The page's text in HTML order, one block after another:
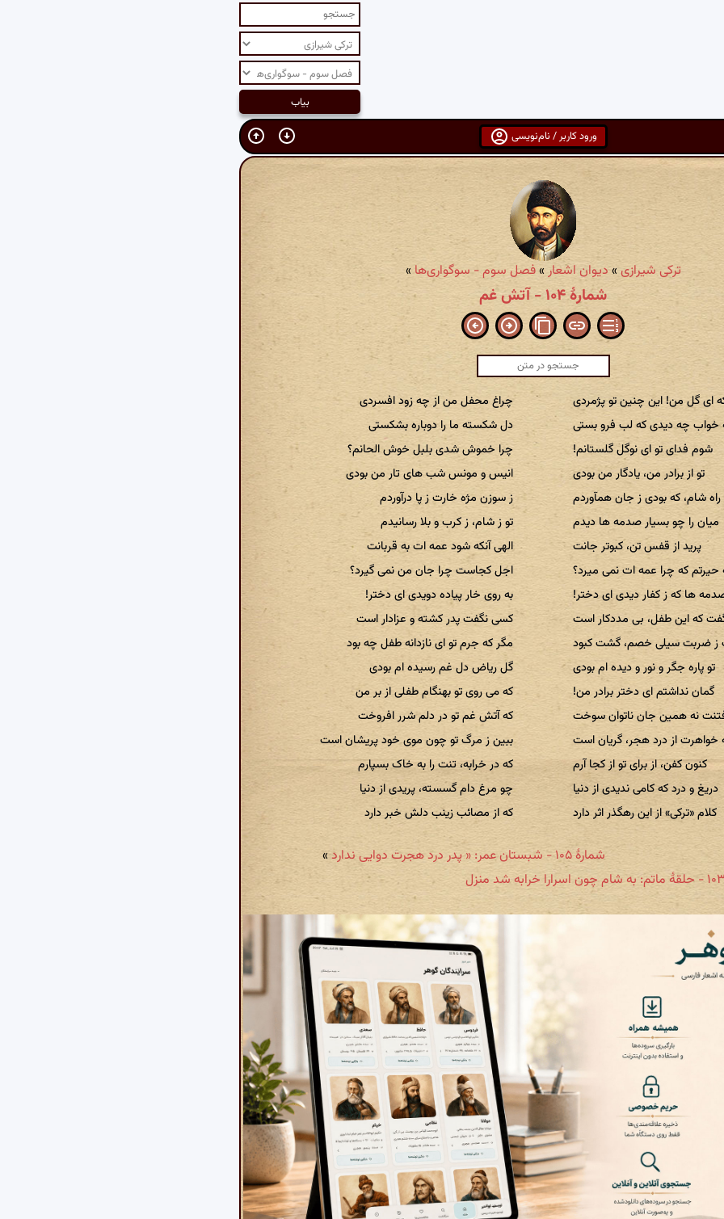
ورود کاربر / نام‌نویسی
ترکی شیرازی » دیوان اشعار»فصل سوم - سوگواری‌ها »
شمارهٔ ۱۰۴ - آتش غم
ای گل من! این چنین تو پژمردی
چراغ محفل من از چه زود افسردی
خواب چه دیدی که لب فرو بستی
دل شکسته ما را دوباره بشکستی
شوم فدای تو ای نوگل گلستانم!
چرا خموش شدی بلبل خوش الحانم؟
تو از برادر من، یادگار من بودی
انیس و مونس شب های تار من بودی
راه شام، که بودی ز جان همآوردم
ز سوزن مژه خارت ز پا درآوردم
میان را چو بسیار صدمه ها دیدم
تو ز شام، ز کرب و بلا رسانیدم
پرید از قفس تن، کبوتر جانت
الهی آنکه شود عمه ات به قربانت
حیرتم که چرا عمه ات نمی میرد؟
اجل کجاست چرا جان من نمی گیرد؟
ها که ز کفار دیدی ای دختر!
به روی خار پیاده دویدی ای دختر!
که این طفل، بی مددکار است
کسی نگفت پدر کشته و عزادار است
ضربت سیلی خصم، گشت کبود
مگر که جرم تو ای نازدانه طفل چه بود
تو پاره جگر و نور و دیده ام بودی
گل ریاض دل غم رسیده ام بودی
گمان نداشتم ای دختر برادر من!
که می روی تو بهنگام طفلی از بر من
نه همین جان ناتوان سوخت
که آتش غم تو در دلم شرر افروخت
خواهرت از درد هجر، گریان است
ببین ز مرگ تو چون موی خود پریشان است
کنون کفن، از برای تو از کجا آرم
که در خرابه، تنت را به خاک بسپارم
دریغ و درد که کامی ندیدی از دنیا
چو مرغ دام گسسته، پریدی از دنیا
کلام «ترکی» از این رهگذر اثر دارد
که از مصائب زینب دلش خبر دارد
شمارهٔ ۱۰۵ - شبستان عمر: « پدر درد هجرت دوایی ندارد »